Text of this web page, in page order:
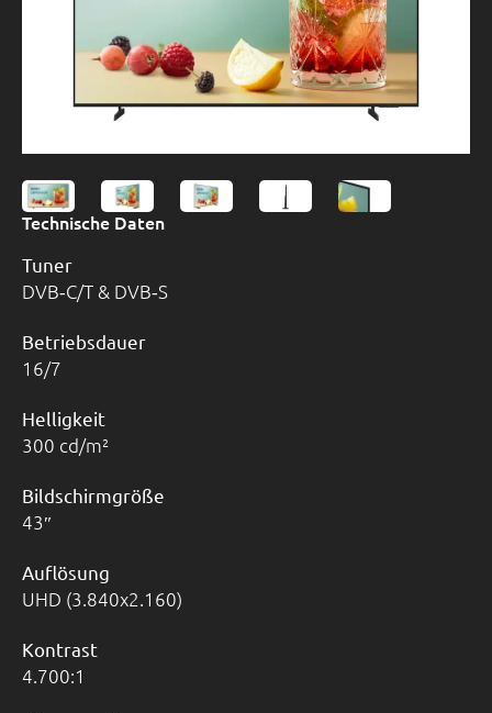
Technische Daten
Tuner
DVB‑C/T & DVB‑S
Betriebsdauer
16/7
Helligkeit
300 cd/m²
Bildschirmgröße
43
Auflösung
UHD (3.840x2.160)
Kontrast
4.700:1